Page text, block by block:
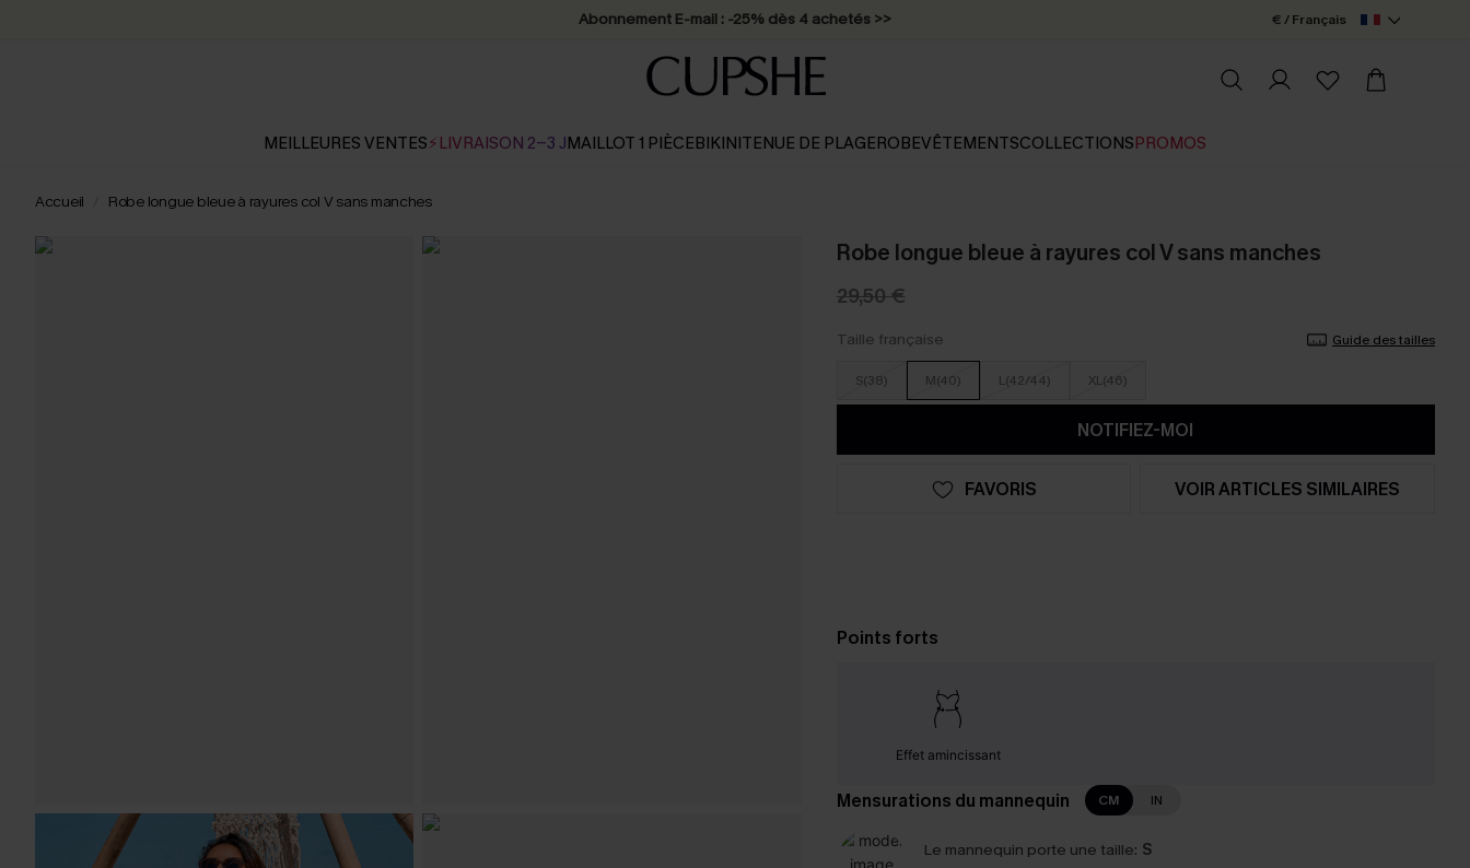
* Livraison éclair 2-3 jours ouvrés >> € / Français
MEILLEURES VENTES⚡LIVRAISON 2-3 JMAILLOT 1 PIÈCEBIKINITENUE DE PLAGEROBEVÊTEMENTSCOLLECTIONSPROMOS
Accueil Robe longue bleue à rayures col V sans manches
Robe longue bleue à rayures col V sans manches
29,50 €
Taille française Guide des tailles
S(38) M(40) L(42/44) XL(46)
NOTIFIEZ-MOI
FAVORIS VOIR ARTICLES SIMILAIRES
Points forts
Effet amincissant
Mensurations du mannequin CM IN
Le mannequin porte une taille: S